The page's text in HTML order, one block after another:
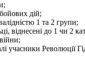
дій;
1 та 2 групи;
віднесені до 1 чи 2
учасники Революції